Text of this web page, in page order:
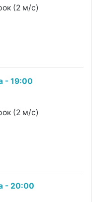
(2 м/с)
- 19:00
(2 м/с)
- 20:00